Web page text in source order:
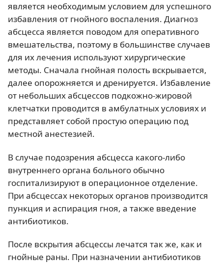
является необходимым условием для успешного
избавления от гнойного воспаления. Диагноз
абсцесса является поводом для оперативного
вмешательства, поэтому в большинстве случаев
для их лечения используют хирургические
методы. Сначала гнойная полость вскрывается,
далее опорожняется и дренируется. Избавление
от небольших абсцессов подкожно-жировой
клетчатки проводится в амбулатных условиях и
представляет собой простую операцию под
местной анестезией.
В случае подозрения абсцесса какого-либо
внутреннего органа больного обычно
госпитализируют в операционное отделение.
При абсцессах некоторых органов производится
пункция и аспирация гноя, а также введение
антибиотиков.
После вскрытия абсцессы лечатся так же, как и
гнойные раны. При назначении антибиотиков